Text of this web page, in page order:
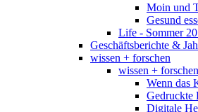
Moin und
Gesund
Life - Sommer
Geschäftsberichte &
wissen + forschen
wissen +
Wenn das
Gedruckte
Digitale